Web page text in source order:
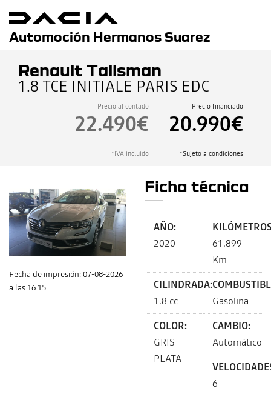
Automoción Hermanos Suarez
Renault Talisman
1.8 TCE INITIALE PARIS EDC
Precio al contado
22.490€
*IVA incluido
Precio financiado
20.990€
*Sujeto a condiciones
Fecha de impresión: 07-08-2026
a las 16:15
Ficha técnica
AÑO:
2020
61.899
Km
CILINDRADA:
1.8 cc
Gasolina
COLOR:
GRIS
PLATA
CAMBIO:
Automático
6